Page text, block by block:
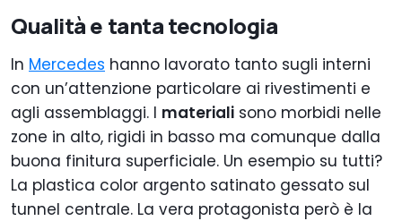
Qualità e tanta tecnologia
In Mercedes hanno lavorato tanto sugli interni
con un’attenzione particolare ai rivestimenti e
agli assemblaggi. I materiali sono morbidi nelle
zone in alto, rigidi in basso ma comunque dalla
buona finitura superficiale. Un esempio su tutti?
La plastica color argento satinato gessato sul
tunnel centrale. La vera protagonista però è la